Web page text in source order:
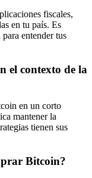
fiscales,
en tu país. Es
entender tus
el contexto de la
en un corto
mantener la
tienen sus
Bitcoin?